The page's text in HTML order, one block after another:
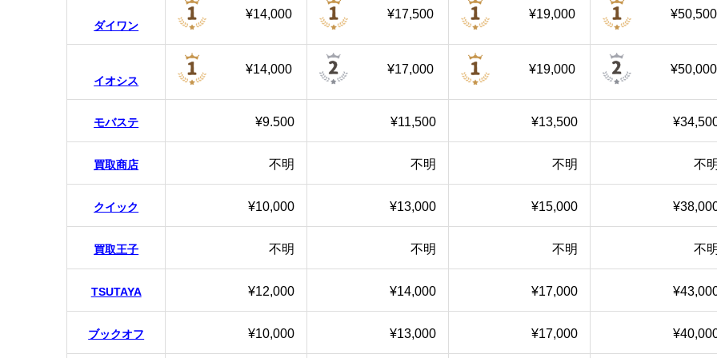
ダイワン
¥14,000 ¥17,500 ¥19,000 ¥50,500
イオシス
¥14,000 ¥17,000 ¥19,000 ¥50,000
モバステ ¥9.500 ¥11,500 ¥13,500
買取商店 不明 不明 不明 不明
クイック ¥10,000 ¥13,000 ¥15,000
買取王子 不明 不明 不明 不明
TSUTAYA ¥12,000 ¥14,000 ¥17,000
ブックオフ ¥10,000 ¥13,000 ¥17,000